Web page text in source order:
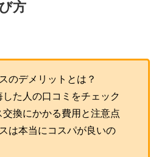
方
のデメリットとは？
た人の口コミをチェック
換にかかる費用と注意点
は本当にコスパが良いの